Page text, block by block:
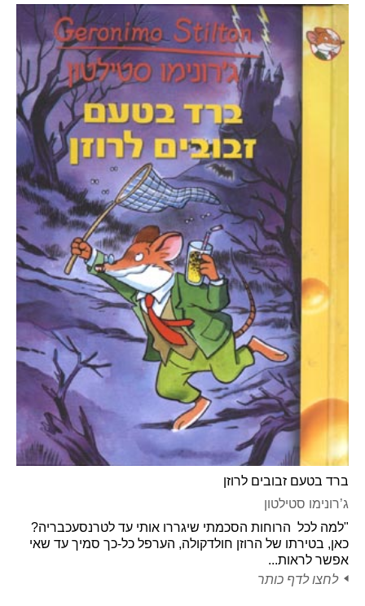
ברד בטעם זבובים לרוזן
ג’רונימו סטילטון
"למה לכל הרוחות הסכמתי שיגררו אותי עד לטרנסעכבריה?
כאן, בטירתו של הרוזן חולדקולה, הערפל כל-כך סמיך עד שאי
אפשר לראות...
לחצו לדף כותר